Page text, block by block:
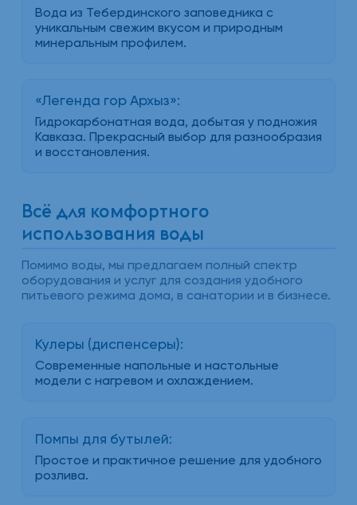
Вода из Тебердинского заповедника с
уникальным свежим вкусом и природным
минеральным профилем.
«Легенда гор Архыз»:
Гидрокарбонатная вода, добытая у подножия
Кавказа. Прекрасный выбор для разнообразия
и восстановления.
Всё для комфортного
использования воды
Помимо воды, мы предлагаем полный спектр
оборудования и услуг для создания удобного
питьевого режима дома, в санатории и в бизнесе.
Кулеры (диспенсеры):
Современные напольные и настольные
модели с нагревом и охлаждением.
Помпы для бутылей:
Простое и практичное решение для удобного
розлива.